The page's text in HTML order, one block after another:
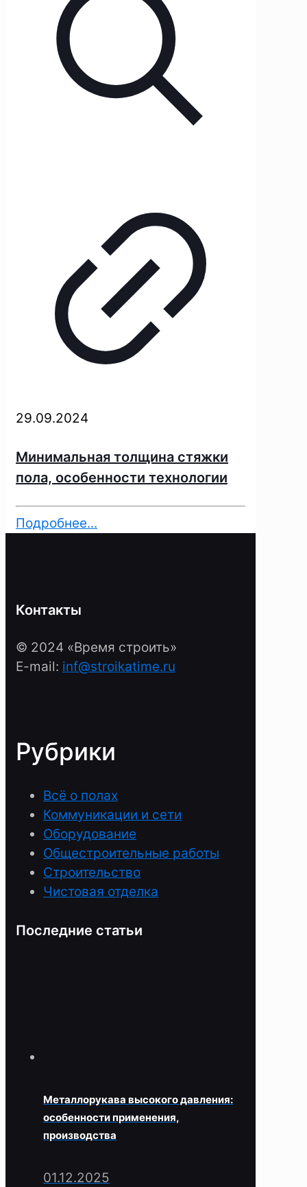
29.09.2024
Минимальная толщина стяжки
пола, особенности технологии
Подробнее...
Контакты
© 2024 «Время строить»
E-mail: inf@stroikatime.ru
Рубрики
Всё о полах
Коммуникации и сети
Оборудование
Общестроительные работы
Строительство
Чистовая отделка
Последние статьи
Металлорукава высокого давления:
особенности применения,
производства
01.12.2025